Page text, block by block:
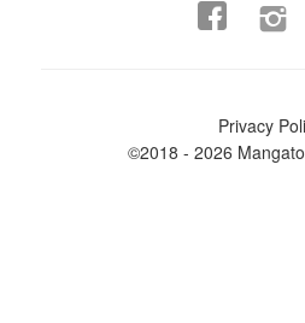

Privacy
©2018 - 2026